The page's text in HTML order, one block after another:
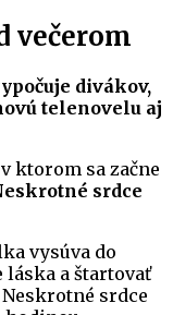
večerom
divákov,
telenovelu aj
ktorom sa začne
srdce
vysúva do
láska a štartovať
srdce